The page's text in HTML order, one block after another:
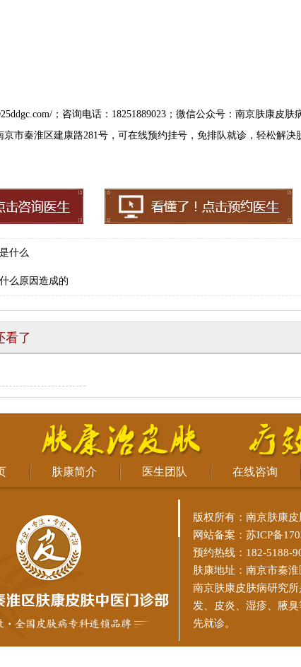
；咨询电话：18251889023；微信公众号：南京肤康皮肤
市秦淮区建康路281号，可在线预约挂号，免排队就诊，轻松解决
什么
么原因造成的
看了
肤康简介 医生团队 在线咨询
版权所有：南京肤康
网站备案： 苏ICP备
预约热线：182-5188-
肤康地址：南京市秦
南京肤康皮肤病研究所
发、皮炎、湿疹、腋
先就诊。